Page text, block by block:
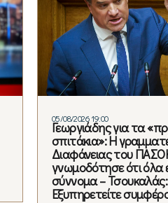
05/08/2026 19:00
Γεωργιάδης για τα
σπιτάκια»: Η
Διαφάνειας του
γνωμοδότησε ότι όλα
σύννομα – Τσουκαλάς:
Εξυπηρετείτε